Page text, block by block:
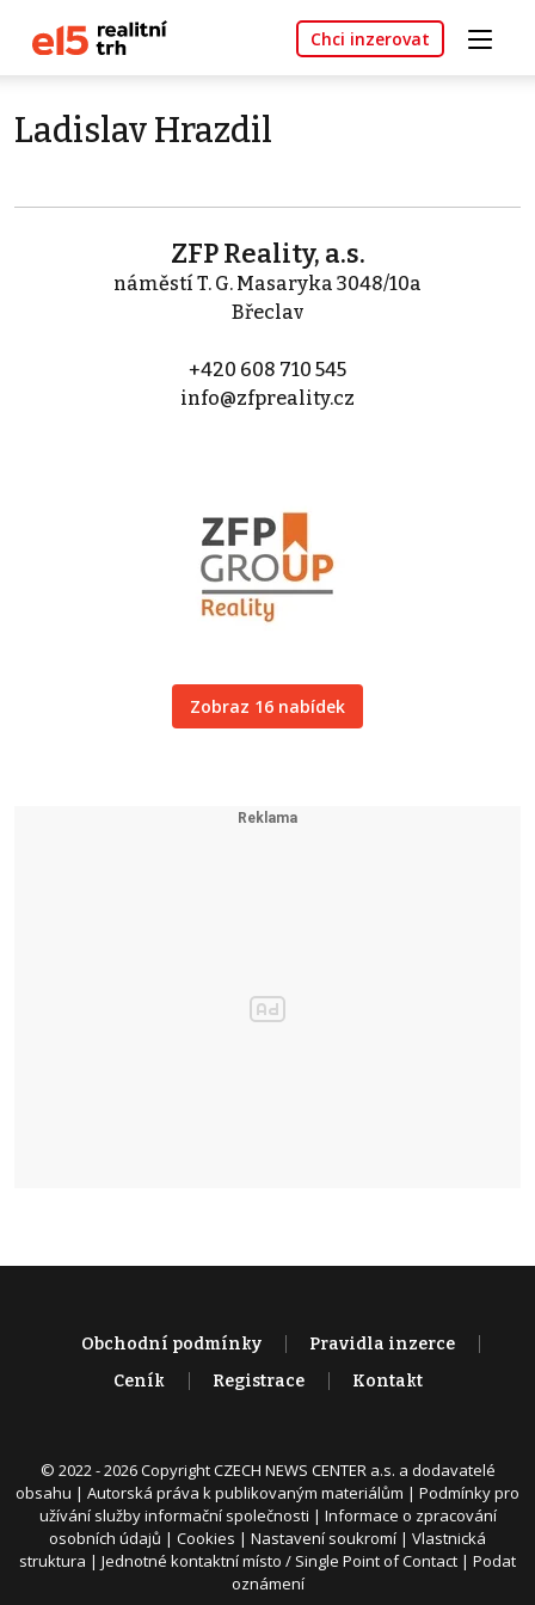
Chci inzerovat
Ladislav Hrazdil
ZFP Reality, a.s.
náměstí T. G. Masaryka 3048/10a
Břeclav
+420 608 710 545
info@zfpreality.cz
Zobraz 16 nabídek
Obchodní podmínky
Pravidla inzerce
Ceník
Registrace Kontakt
© 2022 - 2026 Copyright CZECH NEWS CENTER a.s. a dodavatelé
obsahu | Autorská práva k publikovaným materiálům | Podmínky pro
užívání služby informační společnosti | Informace o zpracování
osobních údajů | Cookies | Nastavení soukromí | Vlastnická
struktura | Jednotné kontaktní místo / Single Point of Contact | Podat
oznámení